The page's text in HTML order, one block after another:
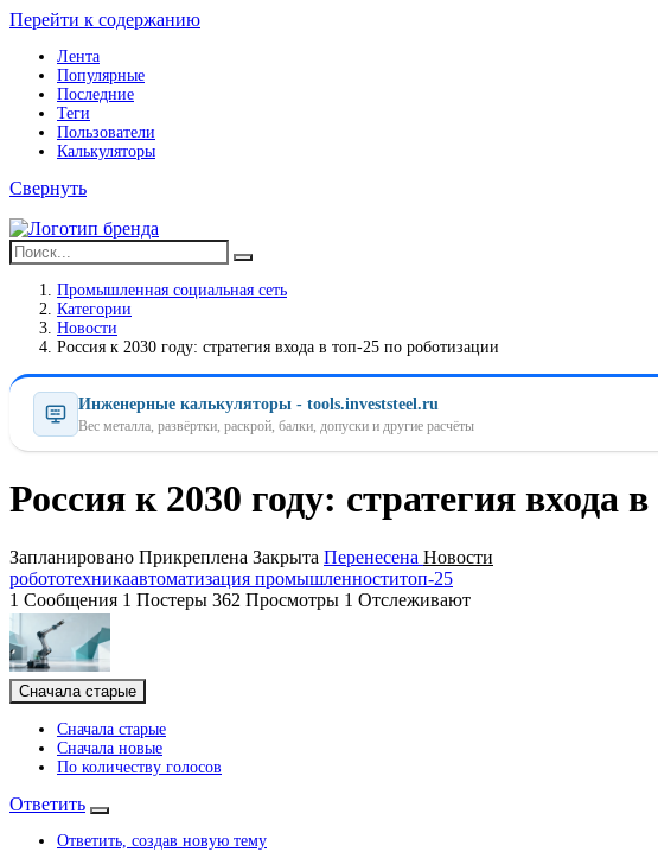
Перейти к содержанию
Лента
Популярные
Последние
Теги
Пользователи
Калькуляторы
Свернуть
Промышленная социальная сеть
Категории
Новости
Россия к 2030 году: стратегия входа в топ-25 по роботизации
Инженерные калькуляторы - tools.investsteel.ru
Вес металла, развёртки, раскрой, балки, допуски и другие расчёты
Россия к 2030 году: стратегия входа
Запланировано Прикреплена Закрыта Перенесена Новости
робототехникаавтоматизация промышленноститоп-25
1 Сообщения 1 Постеры 362 Просмотры 1 Отслеживают
Сначала старые
Сначала старые
Сначала новые
По количеству голосов
Ответить
Ответить, создав новую тему